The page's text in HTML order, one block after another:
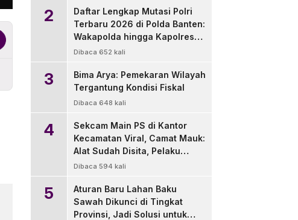
2
Daftar Lengkap Mutasi Polri
Terbaru 2026 di Polda Banten:
Wakapolda hingga Kapolres
Diganti
Dibaca 652 kali
3
Bima Arya: Pemekaran Wilayah
Tergantung Kondisi Fiskal
Dibaca 648 kali
4
Sekcam Main PS di Kantor
Kecamatan Viral, Camat Mauk:
Alat Sudah Disita, Pelaku
Disanksi Tegur
Dibaca 594 kali
5
Aturan Baru Lahan Baku
Sawah Dikunci di Tingkat
Provinsi, Jadi Solusi untuk